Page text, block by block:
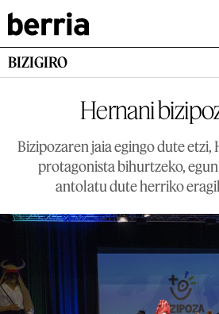
BIZIGIRO
Hernani
Bizipozaren jaia egingo dute
protagonista bihurtzeko,
antolatu dute herriko